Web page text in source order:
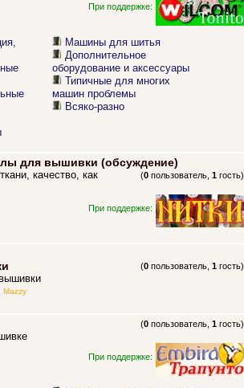
При поддержке:
Машины для шитья
Дополнительное
оборудование и аксессуары
Типичные для многих
машин проблемы
Всяко-разно
для вышивки (обсуждение)
(0 пользователь,1 гость)
качество, как
При поддержке:
(0 пользователь,1 гость)
Mazzy
(0 пользователь,1 гость)
При поддержке: